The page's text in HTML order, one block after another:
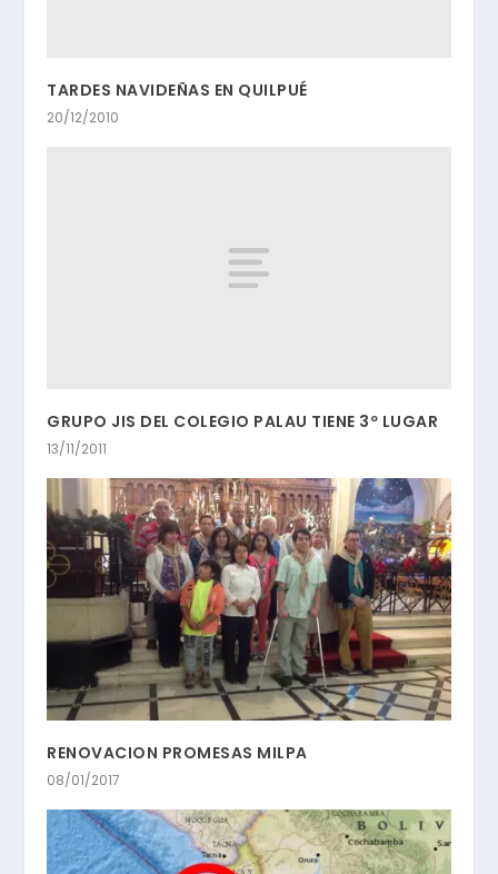
TARDES NAVIDEÑAS EN QUILPUÉ
20/12/2010
GRUPO JIS DEL COLEGIO PALAU TIENE 3º LUGAR
13/11/2011
RENOVACION PROMESAS MILPA
08/01/2017